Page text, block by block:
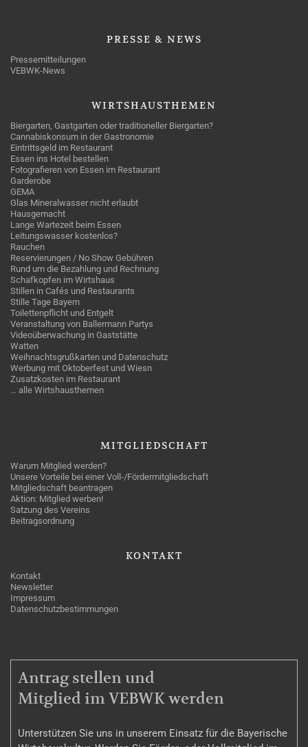
PRESSE & NEWS
Pressemitteilungen
VEBWK-News
WIRTSHAUSTHEMEN
Biergarten, Gastgarten oder traditioneller Biergarten?
Cannabiskonsum in der Gastronomie
Eintrittsgeld im Restaurant
Essen ins Hotel bestellen
Fotografieren von Essen im Restaurant
Garderobe
GEMA
Glas Mineralwasser nicht erlaubt
Hausgemacht
Lange Wartezeit beim Essen
Leitungswasser kostenlos?
Rauchen
Reservierungen / No Show Gebühren
Rund um die Bezahlung und Rechnung
Schafkopfen im Wirtshaus
Stillen in Cafés und Restaurants
Stille Tage Bayern
Toilettenpflicht und Entgelt
Veranstaltung von Ballermann Partys
Videoüberwachung in Gaststätte
Watten
Weihnachtsgrußkarten und Datenschutz
Werbung mit Oktoberfest und Wiesn
Zusatzkosten im Restaurant
… alle Wirtshausthemen
MITGLIEDSCHAFT
Warum Mitglied werden?
Unsere Vorteile bei einer Voll-/Fördermitgliedschaft
Mitgliedschaft beantragen
Aktion: Mitglied werben!
Satzung des Vereins
Beitragsordnung
KONTAKT
Kontakt
Newsletter
Impressum
Datenschutzbestimmungen
MITGLIEDSCHAFT
Antrag stellen und
Mitglied im VEBWK werden
Unterstützen Sie uns in unserem Einsatz für die Bayerische